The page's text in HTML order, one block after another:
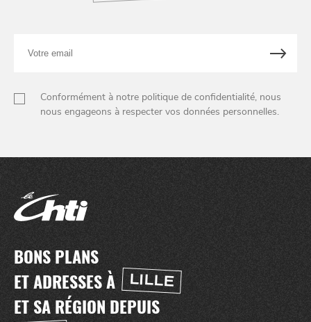
email
Conformément à notre politique de confidentialité, nous
nous engageons à respecter vos données personnelles.
BONS PLANS
ET ADRESSES À
LILLE
ET SA RÉGION DEPUIS